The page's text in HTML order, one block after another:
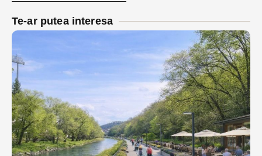
Te-ar putea interesa